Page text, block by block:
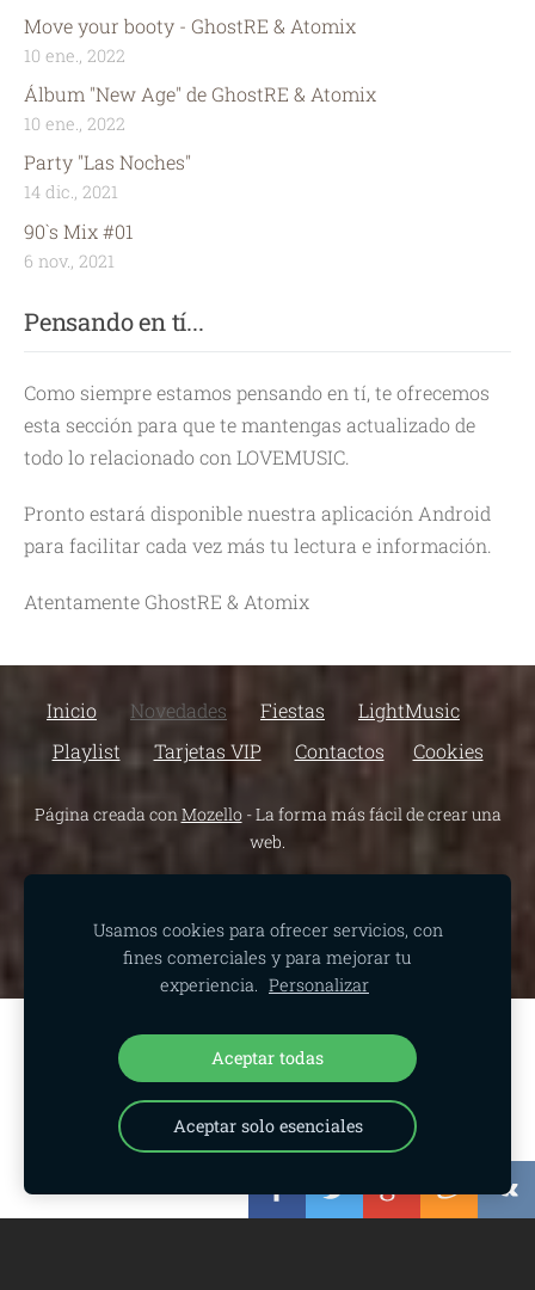
Move your booty - GhostRE & Atomix
10 ene., 2022
Álbum "New Age" de GhostRE & Atomix
10 ene., 2022
Party "Las Noches"
14 dic., 2021
90`s Mix #01
6 nov., 2021
Pensando en tí...
Como siempre estamos pensando en tí, te ofrecemos
esta sección para que te mantengas actualizado de
todo lo relacionado con LOVEMUSIC.
Pronto estará disponible nuestra aplicación Android
para facilitar cada vez más tu lectura e información.
Atentamente GhostRE & Atomix
Inicio Novedades Fiestas
LightMusic
Playlist
Tarjetas VIP Contactos Cookies
Página creada conMozello- La forma más fácil de crear una
web.
Crea tu sitio web o tienda online con
Mozello.
Más información
Usamos cookies para ofrecer servicios, con
fines comerciales y para mejorar tu
experiencia. Personalizar
Aceptar todas
Aceptar solo esenciales